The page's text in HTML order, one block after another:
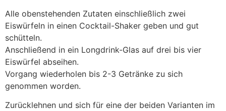
Alle obenstehenden Zutaten einschließlich zwei
Eiswürfeln in einen Cocktail-Shaker geben und gut
schütteln.
Anschließend in ein Longdrink-Glas auf drei bis vier
Eiswürfel abseihen.
Vorgang wiederholen bis 2-3 Getränke zu sich
genommen worden.
Zurücklehnen und sich für eine der beiden Varianten im